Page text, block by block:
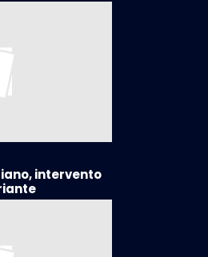
intervento